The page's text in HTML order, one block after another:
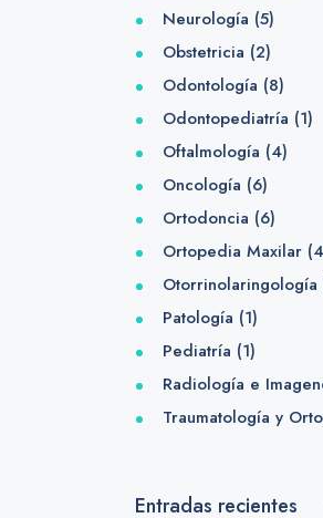
Neurología (5)
Obstetricia (2)
Odontología (8)
Odontopediatría (1)
Oftalmología (4)
Oncología (6)
Ortodoncia (6)
Ortopedia Maxilar
Otorrinolaringología
Patología (1)
Pediatría (1)
Radiología e
Traumatología y
Entradas recientes